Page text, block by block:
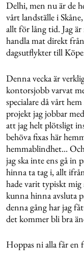
Delhi, men nu är de
vårt landställe i
allt för lång tid. Jag
handla mat direkt
dagsutflykter till
Denna vecka är
kontorsjobb varvat
specialare då vårt
projekt jag jobbar
att jag helt plötsligt
behöva fixas här
hemmablindhet...
jag ska inte ens gå in
hinna ta tag i, allt
hade varit typiskt
kunna hinna avsluta
denna gång har jag
det kommer bli bra
Hoppas ni alla får en